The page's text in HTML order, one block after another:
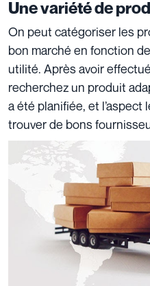
Une variété de
On peut catégoriser les
bon marché en fonction
utilité. Après avoir
recherchez un produit
a été planifiée, et
trouver de bons